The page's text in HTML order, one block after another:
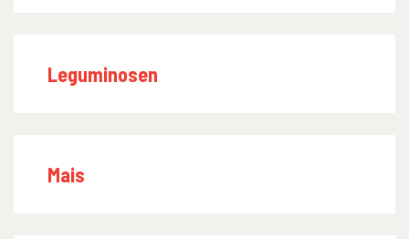
Leguminosen
Mais